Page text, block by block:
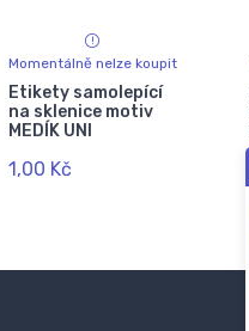
Momentálně nelze koupit
Etikety samolepící
na sklenice motiv
MEDÍK UNI
1,00 Kč